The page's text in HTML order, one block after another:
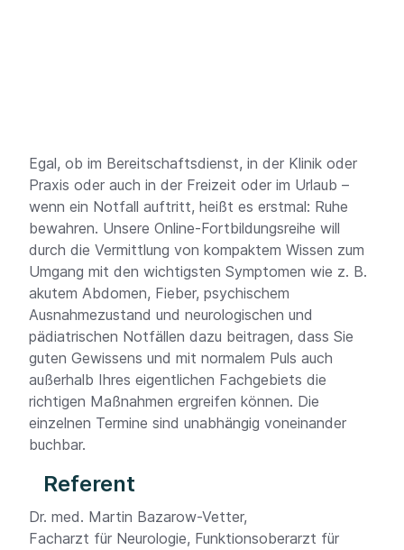
Egal, ob im Bereitschaftsdienst, in der Klinik oder
Praxis oder auch in der Freizeit oder im Urlaub –
wenn ein Notfall auftritt, heißt es erstmal: Ruhe
bewahren. Unsere Online-Fortbildungsreihe will
durch die Vermittlung von kompaktem Wissen zum
Umgang mit den wichtigsten Symptomen wie z. B.
akutem Abdomen, Fieber, psychischem
Ausnahmezustand und neurologischen und
pädiatrischen Notfällen dazu beitragen, dass Sie
guten Gewissens und mit normalem Puls auch
außerhalb Ihres eigentlichen Fachgebiets die
richtigen Maßnahmen ergreifen können. Die
einzelnen Termine sind unabhängig voneinander
buchbar.
Referent
Dr. med. Martin Bazarow-Vetter,
Facharzt für Neurologie, Funktionsoberarzt für